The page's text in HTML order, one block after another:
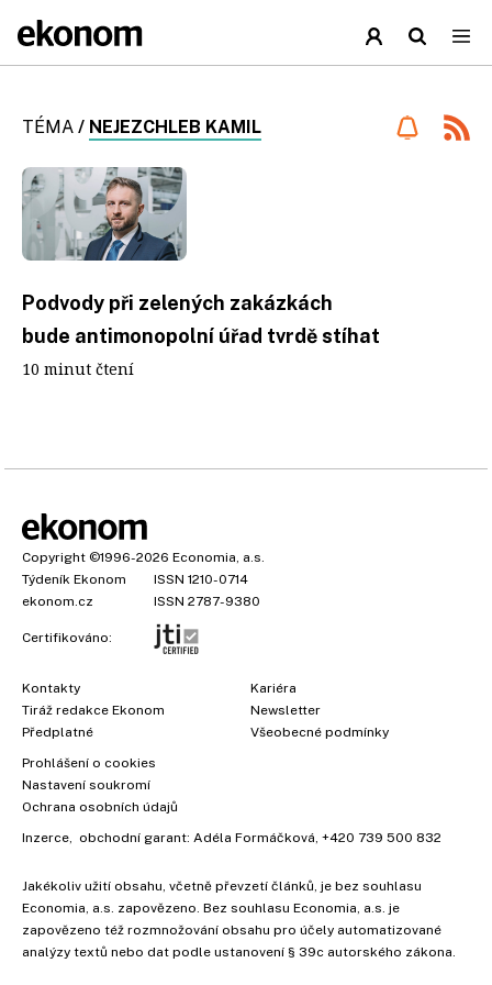
TÉMA / NEJEZCHLEB KAMIL
Podvody při zelených zakázkách
bude antimonopolní úřad tvrdě stíhat
10 minut čtení
Copyright ©1996-2026 Economia, a.s.
Týdeník Ekonom
ISSN 1210-0714
ekonom.cz
ISSN 2787-9380
Certifikováno:
Kontakty
Tiráž redakce Ekonom
Předplatné
Kariéra
Newsletter
Všeobecné podmínky
Prohlášení o cookies
Nastavení soukromí
Ochrana osobních údajů
Inzerce , obchodní garant: Adéla Formáčková +420 739 500 832
Jakékoliv užití obsahu, včetně převzetí článků, je bez souhlasu
Economia, a.s. zapovězeno. Bez souhlasu Economia, a.s. je
zapovězeno též rozmnožování obsahu pro účely automatizované
analýzy textů nebo dat podle ustanovení § 39c autorského zákona.